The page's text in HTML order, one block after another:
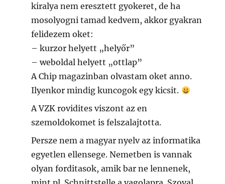
kiralya nem eresztett gyokeret, de ha
mosolyogni tamad kedvem, akkor gyakran
felidezem oket:
– kurzor helyett „helyőr”
– weboldal helyett „ottlap”
A Chip magazinban olvastam oket anno.
Ilyenkor mindig kuncogok egy kicsit.
A VZK rovidites viszont az en
szemoldokomet is felszalajtotta.
Persze nem a magyar nyelv az informatika
egyetlen ellensege. Nemetben is vannak
olyan forditasok, amik bar ne lennenek,